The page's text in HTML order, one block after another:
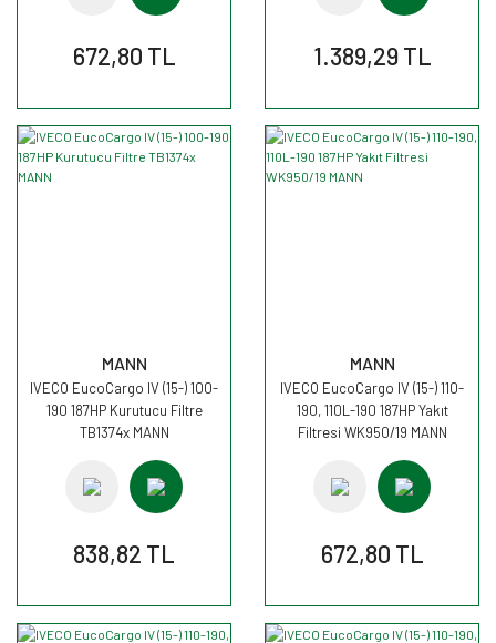
672,80 TL 1.389,29 TL
MANN
IVECO EucoCargo IV (15-) 100-
190 187HP Kurutucu Filtre
TB1374x MANN
838,82 TL
MANN
IVECO EucoCargo IV (15-) 110-
190, 110L-190 187HP Yakıt
Filtresi WK950/19 MANN
672,80 TL